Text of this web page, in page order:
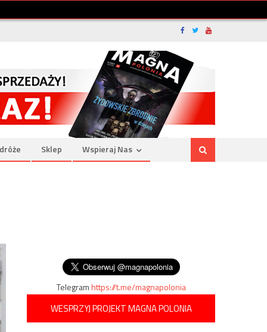
Sklep Wspieraj Nas
Telegramhttps://t.me/magnapolonia
WESPRZYJ PROJEKT MAGNA POLONIA